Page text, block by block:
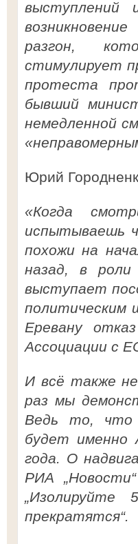
выступлений
разгон,
стимулирует
протеста
бывший
немедленной
Юрий
«Когда
испытываешь
похожи на
назад, в роли
выступает
политическим
Еревану
Ассоциации с
И всё также
раз мы
Ведь то, что
будет именно
года. О
РИА
прекратятся“.